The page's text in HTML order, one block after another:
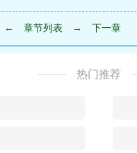
← 章节列表 → 下一章
热门推荐